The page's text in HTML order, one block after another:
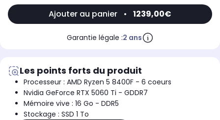
Ajouter au panier • 1239,00€
Garantie légale :2 ans
Les points forts du produit
Processeur : AMD Ryzen 5 8400F - 6 coeurs
Nvidia GeForce RTX 5060 Ti - GDDR7
Mémoire vive : 16 Go - DDR5
Stockage : SSD 1 To